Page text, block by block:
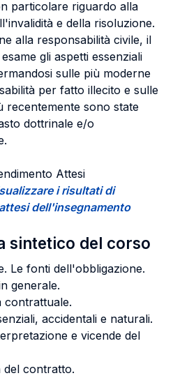
particolare riguardo alla
e della risoluzione.
alla responsabilità civile, il
gli aspetti essenziali
sulle più moderne
per fatto illecito e sulle
recentemente sono state
dottrinale e/o
Attesi
i risultati di
dell'insegnamento
sintetico del corso
Le fonti dell'obbligazione.
generale.
contrattuale.
accidentali e naturali.
e vicende del
del contratto.